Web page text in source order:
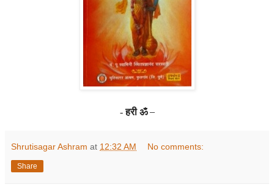
-हरी ॐ–
Shrutisagar Ashram at 12:32 AM No comments:
Share